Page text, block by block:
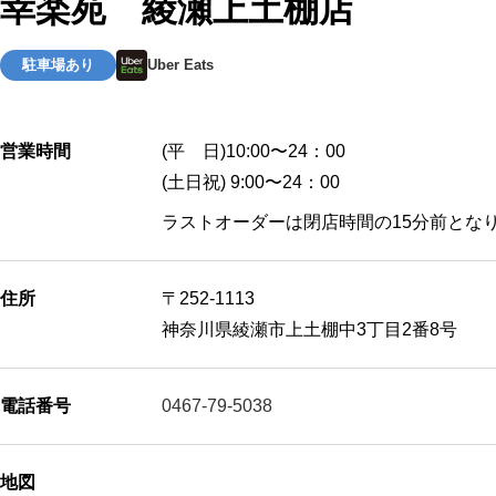
幸楽苑 綾瀬上土棚店
駐車場あり Uber Eats
営業時間
(平 日)10:00〜24：00
(土日祝) 9:00〜24：00
ラストオーダーは閉店時間の15分前とな
住所
〒252-1113
神奈川県綾瀬市上土棚中3丁目2番8号
電話番号 0467-79-5038
地図